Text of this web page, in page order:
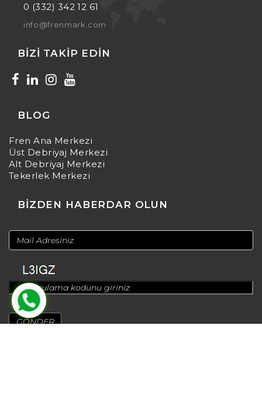
0 (332) 342 12 61
info@frenmark.com
BIZI TAKIP EDIN
BLOG
Fren Ana Merkezi
Üst Debriyaj Merkezi
Alt Debriyaj Merkezi
Tekerlek Merkezi
BİZDEN HABERDAR OLUN